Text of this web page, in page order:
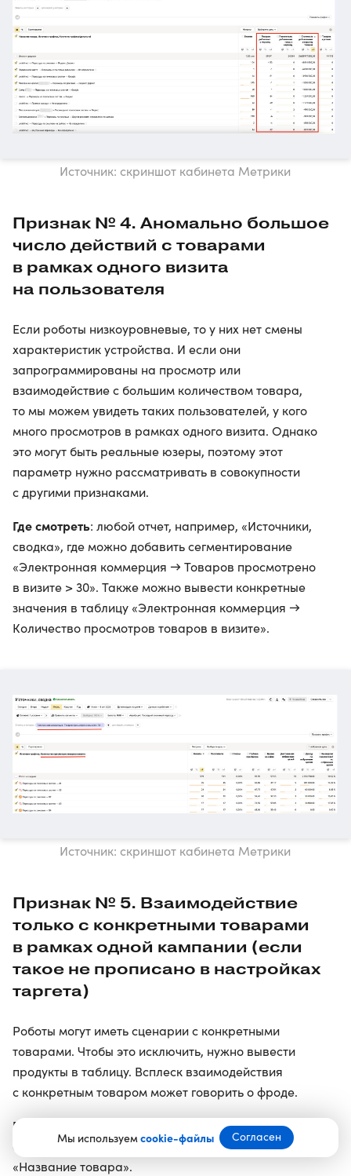
Мы используемcookie-файлы Согласен
Источник: скриншот кабинета Метрики
Признак № 4. Аномально большое
число действий с товарами
в рамках одного визита
на пользователя
Если роботы низкоуровневые, то у них нет смены
характеристик устройства. И если они
запрограммированы на просмотр или
взаимодействие с большим количеством товара,
то мы можем увидеть таких пользователей, у кого
много просмотров в рамках одного визита. Однако
это могут быть реальные юзеры, поэтому этот
параметр нужно рассматривать в совокупности
с другими признаками.
Где смотреть: любой отчет, например, «Источники,
сводка», где можно добавить сегментирование
«Электронная коммерция → Товаров просмотрено
в визите > 30». Также можно вывести конкретные
значения в таблицу «Электронная коммерция →
Количество просмотров товаров в визите».
Источник: скриншот кабинета Метрики
Признак № 5. Взаимодействие
только с конкретными товарами
в рамках одной кампании (если
такое не прописано в настройках
таргета)
Роботы могут иметь сценарии с конкретными
товарами. Чтобы это исключить, нужно вывести
продукты в таблицу. Всплеск взаимодействия
с конкретным товаром может говорить о фроде.
Где смотреть
: любой отчет, например, «Источники,
сводка», где можно добавить в таблицу группировку
«Название товара».